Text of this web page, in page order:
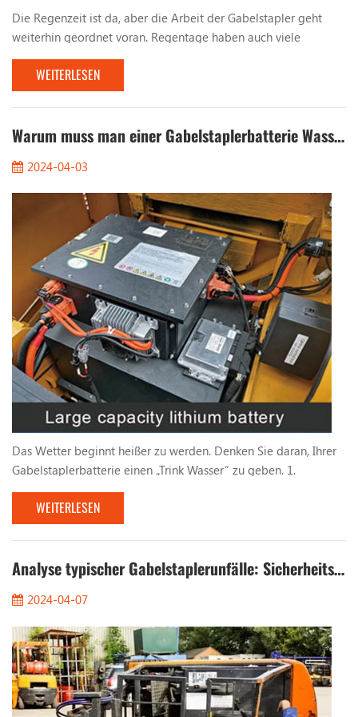
Die Regenzeit ist da, aber die Arbeit der Gabelstapler geht
weiterhin geordnet voran. Regentage haben auch viele
Probleme für die Arbeit von Gabelstaplern mit sich gebracht.
Lassen Sie uns über die Probleme sprechen, die bei der Arbeit
mit Gabelstaplern an regnerischen Tagen beachtet werden
sollten. 1. Beobachten Sie die Straßenverhältnisse. Bei Arbeiten
an Regentagen müssen Sie auf die Beschaffen...
WEITERLESEN
Warum muss man einer Gabelstaplerbatterie Wasser hinzufügen?
2024-04-03
Das Wetter beginnt heißer zu werden. Denken Sie daran, Ihrer
Gabelstaplerbatterie einen „Trink Wasser“ zu geben. 1.
Unerwartete Inspektion. Wie lange ist es her, dass Sie die
Batterie des Gabelstaplers mit Wasser gefüllt haben? Werfen
Sie einen kurzen Blick auf den Batteriestand Ihres Gabelstaplers
! Die Häufigkeit des Nachfüllens von Wasser in die Batterie des
Gabelstaplers hängt hauptsächlich vo...
WEITERLESEN
Analyse typischer Gabelstaplerunfälle: Sicherheitsrisiken vollständig eliminieren
2024-04-07